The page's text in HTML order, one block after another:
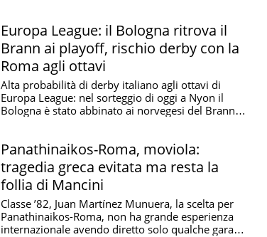
Europa League: il Bologna ritrova il
Brann ai playoff, rischio derby con la
Roma agli ottavi
Alta probabilità di derby italiano agli ottavi di
Europa League: nel sorteggio di oggi a Nyon il
Bologna è stato abbinato ai norvegesi del Brann
Panathinaikos-Roma, moviola:
tragedia greca evitata ma resta la
follia di Mancini
Classe ’82, Juan Martínez Munuera, la scelta per
Panathinaikos-Roma, non ha grande esperienza
internazionale avendo diretto solo qualche gara